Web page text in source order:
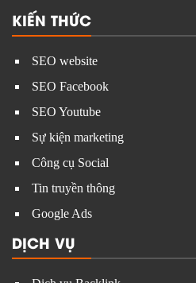
KIẾN THỨC
SEO website
SEO Facebook
SEO Youtube
Sự kiện marketing
Công cụ Social
Tin truyền thông
Google Ads
DỊCH VỤ